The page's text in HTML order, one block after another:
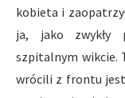
kobieta i
ja, jako zwykły
szpitalnym wikcie.
wrócili z frontu jest